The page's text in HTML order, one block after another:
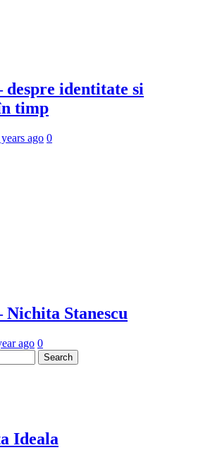
identitate si
timp
ago 0
Stanescu
ago 0
Ideala